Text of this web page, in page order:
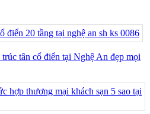
tân cổ điển tại Nghệ An đẹp mọi